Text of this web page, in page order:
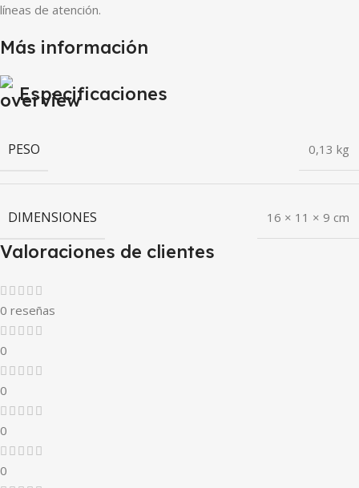
líneas de atención.
Más información
Especificaciones
PESO 0,13 kg
DIMENSIONES 16 × 11 × 9 cm
Valoraciones de clientes
0 reseñas
0
0
0
0